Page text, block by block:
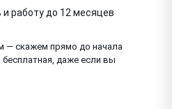
и работу до 12 месяцев
— скажем прямо до начала
даже если вы